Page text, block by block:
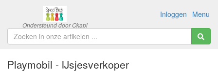
Menu
Inloggen
Playmobil - IJsjesverkoper